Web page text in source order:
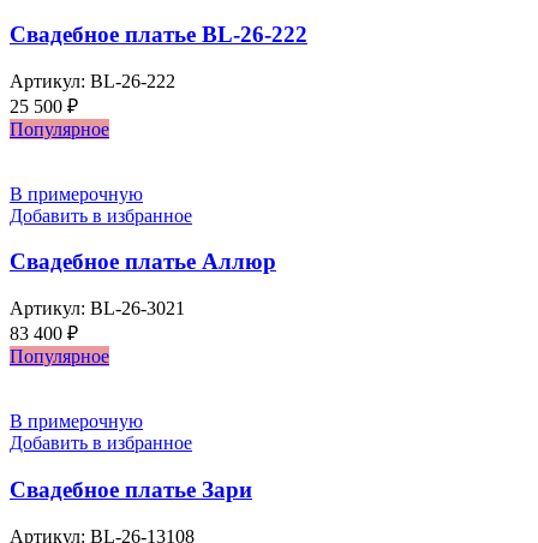
Свадебное платье BL-26-222
Артикул: BL-26-222
25 500 ₽
Популярное
В примерочную
Добавить в избранное
Свадебное платье Аллюр
Артикул: BL-26-3021
83 400 ₽
Популярное
В примерочную
Добавить в избранное
Свадебное платье Зари
Артикул: BL-26-13108